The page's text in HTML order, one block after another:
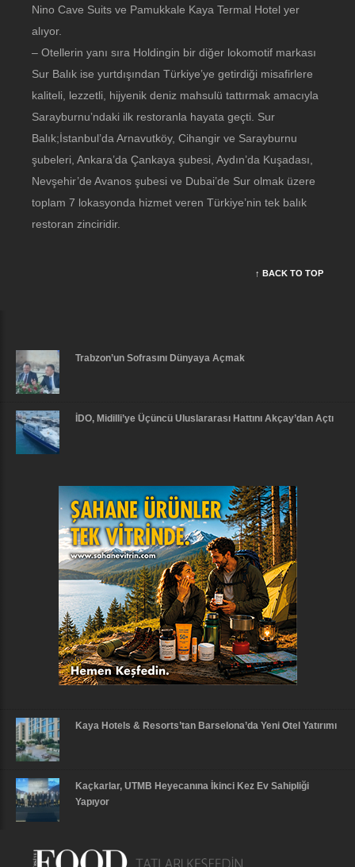
Nino Cave Suits ve Pamukkale Kaya Termal Hotel yer
alıyor.
– Otellerin yanı sıra Holdingin bir diğer lokomotif markası
Sur Balık ise yurtdışından Türkiye’ye getirdiği misafirlere
kaliteli, lezzetli, hijyenik deniz mahsulü tattırmak amacıyla
Sarayburnu’ndaki ilk restoranla hayata geçti. Sur
Balık;İstanbul’da Arnavutköy, Cihangir ve Sarayburnu
şubeleri, Ankara’da Çankaya şubesi, Aydın’da Kuşadası,
Nevşehir’de Avanos şubesi ve Dubai’de Sur olmak üzere
toplam 7 lokasyonda hizmet veren Türkiye’nin tek balık
restoran zinciridir.
↑ BACK TO TOP
Trabzon’un Sofrasını Dünyaya Açmak
İDO, Midilli’ye Üçüncü Uluslararası Hattını Akçay’dan Açtı
Kaya Hotels & Resorts’tan Barselona’da Yeni Otel Yatırımı
Kaçkarlar, UTMB Heyecanına İkinci Kez Ev Sahipliği
Yapıyor